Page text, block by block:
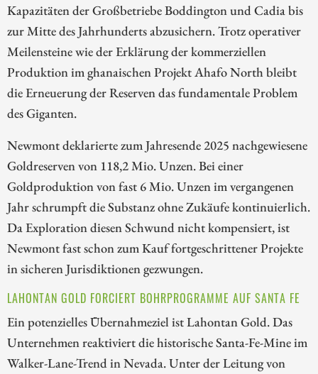
Kapazitäten der Großbetriebe Boddington und Cadia bis
zur Mitte des Jahrhunderts abzusichern. Trotz operativer
Meilensteine wie der Erklärung der kommerziellen
Produktion im ghanaischen Projekt Ahafo North bleibt
die Erneuerung der Reserven das fundamentale Problem
des Giganten.
Newmont deklarierte zum Jahresende 2025 nachgewiesene
Goldreserven von 118,2 Mio. Unzen. Bei einer
Goldproduktion von fast 6 Mio. Unzen im vergangenen
Jahr schrumpft die Substanz ohne Zukäufe kontinuierlich.
Da Exploration diesen Schwund nicht kompensiert, ist
Newmont fast schon zum Kauf fortgeschrittener Projekte
in sicheren Jurisdiktionen gezwungen.
LAHONTAN GOLD FORCIERT BOHRPROGRAMME AUF SANTA FE
Ein potenzielles Übernahmeziel ist Lahontan Gold. Das
Unternehmen reaktiviert die historische Santa-Fe-Mine im
Walker-Lane-Trend in Nevada. Unter der Leitung von